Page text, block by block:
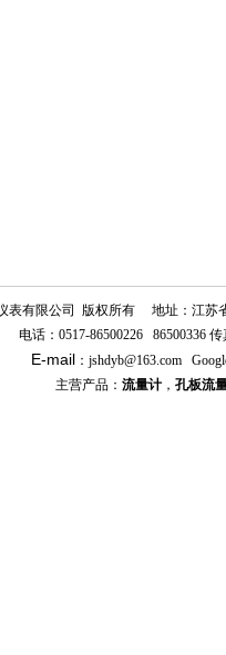
表有限公司 版权所有
地址：江苏
话： 0517-86500226 86500336 传
E-mail ： jshdyb@163.com
主营产品： 流量计， 孔板流